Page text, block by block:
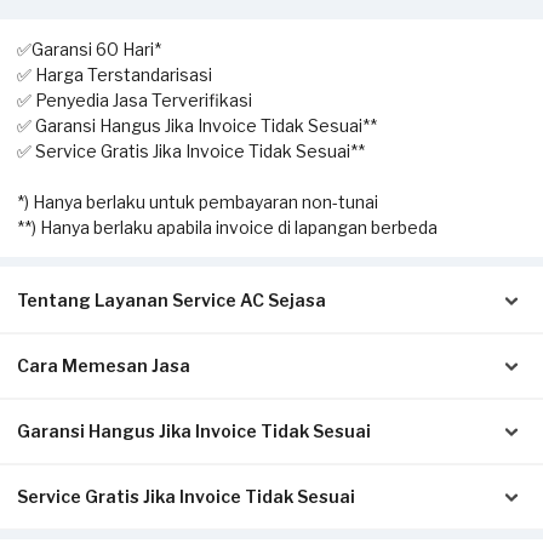
✅Garansi 60 Hari*
✅ Harga Terstandarisasi
✅ Penyedia Jasa Terverifikasi
✅ Garansi Hangus Jika Invoice Tidak Sesuai**
✅ Service Gratis Jika Invoice Tidak Sesuai**
*) Hanya berlaku untuk pembayaran non-tunai
**) Hanya berlaku apabila invoice di lapangan berbeda
Tentang Layanan Service AC Sejasa
Solusi terbaik untuk Anda yang membutuhkan jasa
service ini, Anda dapat memesan kapan saja sesuai dengan
Cara Memesan Jasa
Isi form sesuai detail kebutuhan Anda.
Klik Pesan Sekarang untuk memproses pesanan.
Garansi Hangus Jika Invoice Tidak Sesuai
Pastikan kwitansi/invoice yang diterbitkan dari Sejasa sesuai
Service Gratis Jika Invoice Tidak Sesuai